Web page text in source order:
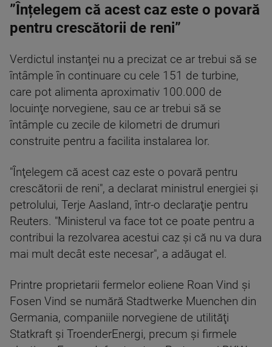
”Înțelegem că acest caz este o povară
pentru crescătorii de reni”
Verdictul instanţei nu a precizat ce ar trebui să se
întâmple în continuare cu cele 151 de turbine,
care pot alimenta aproximativ 100.000 de
locuinţe norvegiene, sau ce ar trebui să se
întâmple cu zecile de kilometri de drumuri
construite pentru a facilita instalarea lor.
"Înţelegem că acest caz este o povară pentru
crescătorii de reni", a declarat ministrul energiei şi
petrolului, Terje Aasland, într-o declaraţie pentru
Reuters. "Ministerul va face tot ce poate pentru a
contribui la rezolvarea acestui caz şi că nu va dura
mai mult decât este necesar", a adăugat el.
Printre proprietarii fermelor eoliene Roan Vind şi
Fosen Vind se numără Stadtwerke Muenchen din
Germania, companiile norvegiene de utilităţi
Statkraft şi TroenderEnergi, precum şi firmele